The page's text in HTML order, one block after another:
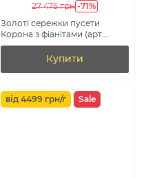
27 475 грн -71%
Золоті сережки пусети
Корона з фіанітами (арт.
111070б)
Купити
від 4499 грн/г Sale